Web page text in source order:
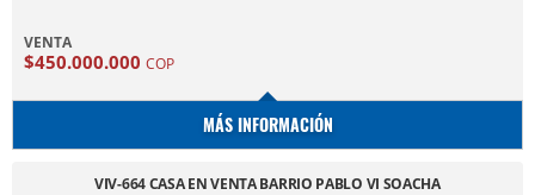
VENTA
$450.000.000 COP
MÁS INFORMACIÓN
VIV-664 CASA EN VENTA BARRIO PABLO VI SOACHA